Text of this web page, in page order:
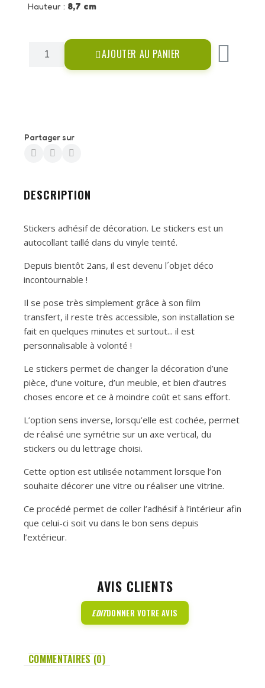
Hauteur : 8,7 cm
AJOUTER AU PANIER
Partager sur
DESCRIPTION
Stickers adhésif de décoration. Le stickers est un
autocollant taillé dans du vinyle teinté.
Depuis bientôt 2ans, il est devenu l´objet déco
incontournable !
Il se pose très simplement grâce à son film
transfert, il reste très accessible, son installation se
fait en quelques minutes et surtout... il est
personnalisable à volonté !
Le stickers permet de changer la décoration d’une
pièce, d’une voiture, d’un meuble, et bien d’autres
choses encore et ce à moindre coût et sans effort.
L’option sens inverse, lorsqu’elle est cochée, permet
de réalisé une symétrie sur un axe vertical, du
stickers ou du lettrage choisi.
Cette option est utilisée notamment lorsque l’on
souhaite décorer une vitre ou réaliser une vitrine.
Ce procédé permet de coller l’adhésif à l’intérieur afin
que celui-ci soit vu dans le bon sens depuis
l’extérieur.
AVIS CLIENTS
EDITDONNER VOTRE AVIS
COMMENTAIRES (0)